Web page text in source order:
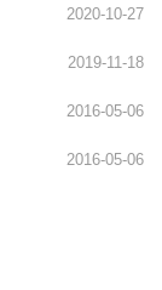
2020-10-27
2019-11-18
2016-05-06
2016-05-06